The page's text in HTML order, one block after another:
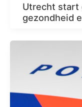
Utrecht start
gezondheid